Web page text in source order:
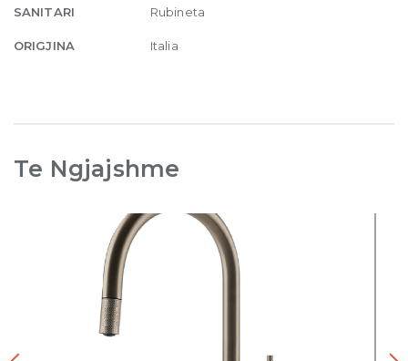
SANITARI Rubineta
ORIGJINA Italia
Te Ngjajshme